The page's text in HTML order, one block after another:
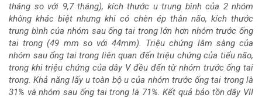
tháng so với 9,7 tháng), kích thước u trung bình của 2 nhóm
không khác biệt nhưng khi có chèn ép thân não, kích thước
trung bình của nhóm sau ống tai trong lớn hơn nhóm trước ống
tai trong (49 mm so với 44mm). Triệu chứng lâm sàng của
nhóm sau ống tai trong liên quan đến triệu chứng của tiểu não,
trong khi triệu chứng của dây V đều đến từ nhóm trước ống tai
trong. Khả năng lấy u toàn bộ u của nhóm trước ống tai trong là
31% và nhóm sau ống tai trong là 71%. Kết quả bảo tồn dây VII